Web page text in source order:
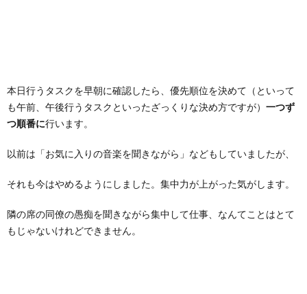
本日行うタスクを早朝に確認したら、優先順位を決めて（といって
も午前、午後行うタスクといったざっくりな決め方ですが） 一つず
つ順番に行います。
以前は「お気に入りの音楽を聞きながら」などもしていましたが、
それも今はやめるようにしました。集中力が上がった気がします。
隣の席の同僚の愚痴を聞きながら集中して仕事、なんてことはとて
もじゃないけれどできません。